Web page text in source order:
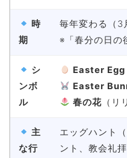
時
期
毎年変わる（3
※「春分の日の
シ
ンボ
ル
Easter Egg
Easter
春の花（リ
主
な行
エッグハント
ント、教会礼